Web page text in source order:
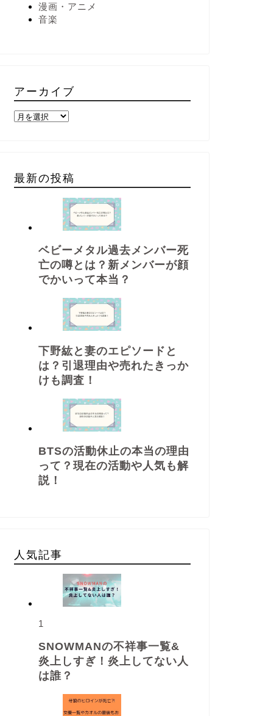
漫画・アニメ
音楽
アーカイブ
最新の投稿
ベビーメタル過去メンバー死
亡の噂とは？新メンバーが顔
でかいって本当？
下野紘と妻のエピソードと
は？引退理由や売れたきっか
けも調査！
BTSの活動休止の本当の理由
って？現在の活動や人気も解
説！
人気記事
1
SNOWMANの不祥事一覧&
炎上しすぎ！炎上してない人
は誰？